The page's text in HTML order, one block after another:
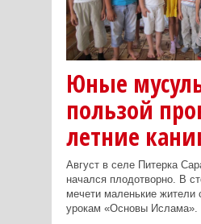
Юные
пользой
летние
Август в селе Питерка
начался плодотворно. В
мечети маленькие жители
урокам «Основы Ислама».